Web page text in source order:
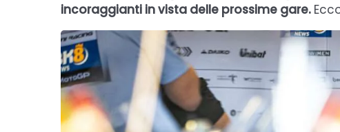
incoraggianti in vista delle prossime gare.